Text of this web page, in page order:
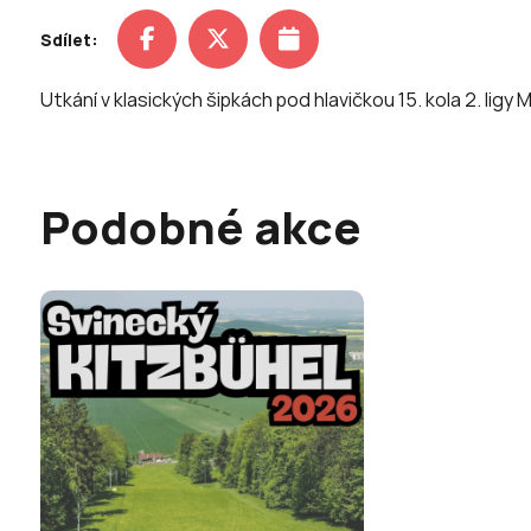
Sdílet:
Utkání v klasických šipkách pod hlavičkou 15. kola 2. ligy
Podobné akce